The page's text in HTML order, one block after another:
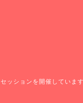
ッションを開催しています